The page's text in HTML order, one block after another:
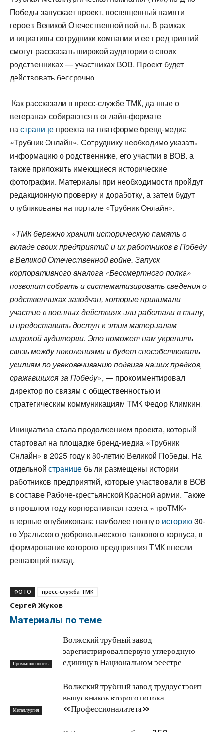
Победы запускает проект, посвященный памяти
героев Великой Отечественной войны. В рамках
инициативы сотрудники компании и ее предприятий
смогут рассказать широкой аудитории о своих
родственниках — участниках ВОВ. Проект будет
действовать бессрочно.
Как рассказали в пресс-службе ТМК, данные о
ветеранах собираются в онлайн-формате
настранице проекта на платформе бренд-медиа
«Трубник Онлайн». Сотруднику необходимо указать
информацию о родственнике, его участии в ВОВ, а
также приложить имеющиеся исторические
фотографии. Материалы при необходимости пройдут
редакционную проверку и доработку, а затем будут
опубликованы на портале «Трубник Онлайн».
«ТМК бережно хранит историческую память о
вкладе своих предприятий и их работников в Победу
в Великой Отечественной войне. Запуск
корпоративного аналога «Бессмертного полка»
позволит собрать и систематизировать сведения о
родственниках заводчан, которые принимали
участие в военных действиях или работали в тылу,
и предоставить доступ к этим материалам
широкой аудитории. Это поможет нам укрепить
связь между поколениями и будет способствовать
усилиям по увековечиванию подвига наших предков,
сражавшихся за Победу», — прокомментировал
директор по связям с общественностью и
стратегическим коммуникациям ТМК Федор Климкин.
Инициатива стала продолжением проекта, который
стартовал на площадке бренд-медиа «Трубник
Онлайн» в 2025 году к 80-летию Великой Победы. На
отдельной странице были размещены истории
работников предприятий, которые участвовали в ВОВ
в составе Рабоче-крестьянской Красной армии. Также
в прошлом году корпоративная газета «проТМК»
впервые опубликовала наиболее полную историю30-
го Уральского добровольческого танкового корпуса, в
формирование которого предприятия ТМК внесли
решающий вклад.
ФОТО пресс-служба ТМК
Сергей Жуков
Материалы по теме
Промышленность
Волжский трубный завод
зарегистрировал первую углеродную
единицу в Национальном реестре
Металлургия
Волжский трубный завод трудоустроит
выпускников второго потока
«Профессионалитета»